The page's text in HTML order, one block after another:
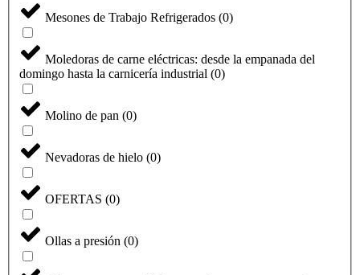
Mesones de Trabajo Refrigerados (0)
Moledoras de carne eléctricas: desde la empanada del
domingo hasta la carnicería industrial (0)
Molino de pan (0)
Nevadoras de hielo (0)
OFERTAS (0)
Ollas a presión (0)